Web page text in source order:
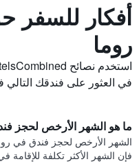
أفكار للسفر
روما
في العثور على فندقك التالي
ما هو الشهر الأرخص لحجز
فإن الشهر الأكثر تكلفة للإقامة في